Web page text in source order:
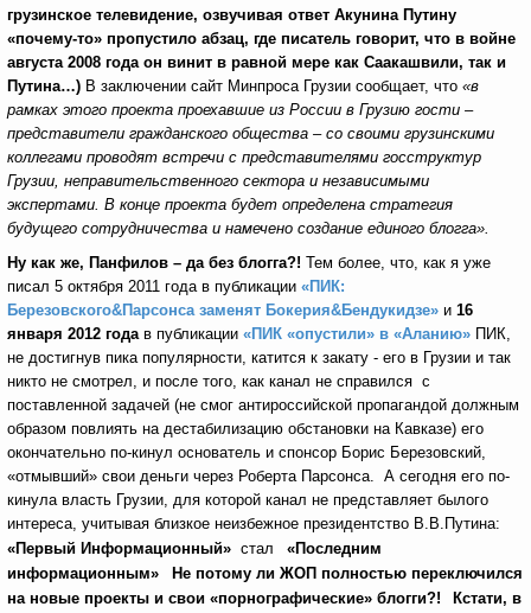
грузинское телевидение, озвучивая ответ Акунина Путину
«почему-то» пропустило абзац, где писатель говорит, что в войне
августа 2008 года он винит в равной мере как Саакашвили, так и
Путина…) В заключении сайт Минпроса Грузии сообщает, что «в
рамках этого проекта проехавшие из России в Грузию гости –
представители гражданского общества – со своими грузинскими
коллегами проводят встречи с представителями госструктур
Грузии, неправительственного сектора и независимыми
экспертами. В конце проекта будет определена стратегия
будущего сотрудничества и намечено создание единого блогга».
Ну как же, Панфилов – да без блогга?! Тем более, что, как я уже
писал 5 октября 2011 года в публикации «ПИК:
Березовского&Парсонса заменят Бокерия&Бендукидзе» и 16
января 2012 года в публикации «ПИК «опустили» в «Аланию» ПИК,
не достигнув пика популярности, катится к закату - его в Грузии и так
никто не смотрел, и после того, как канал не справился с
поставленной задачей (не смог антироссийской пропагандой должным
образом повлиять на дестабилизацию обстановки на Кавказе) его
окончательно по-кинул основатель и спонсор Борис Березовский,
«отмывший» свои деньги через Роберта Парсонса. А сегодня его по-
кинула власть Грузии, для которой канал не представляет былого
интереса, учитывая близкое неизбежное президентство В.В.Путина:
«Первый Информационный» стал
«Последним
информационным»
Не потому ли ЖОП полностью переключился
на новые проекты и свои «порнографические» блогги?!
Кстати, в